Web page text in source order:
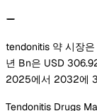
tendonitis 약 시장
년 Bn은 USD
2025에서 2032에
Tendonitis Drugs